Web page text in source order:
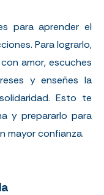
para aprender el
Para lograrlo,
amor, escuches
y enseñes la
Esto te
y prepararlo para
mayor confianza.